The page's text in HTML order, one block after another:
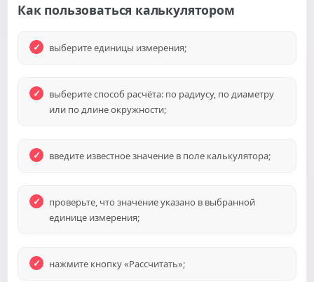
Как пользоваться калькулятором
выберите единицы измерения;
выберите способ расчёта: по радиусу, по диаметру
или по длине окружности;
введите известное значение в поле калькулятора;
проверьте, что значение указано в выбранной
единице измерения;
нажмите кнопку «Рассчитать»;